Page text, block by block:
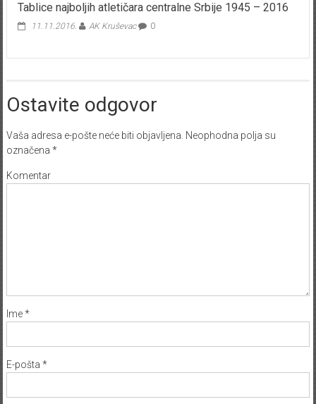
Tablice najboljih atletičara centralne Srbije 1945 – 2016
11.11.2016. AK Kruševac 0
Ostavite odgovor
Vaša adresa e-pošte neće biti objavljena. Neophodna polja su
označena *
Komentar
Ime*
E-pošta *